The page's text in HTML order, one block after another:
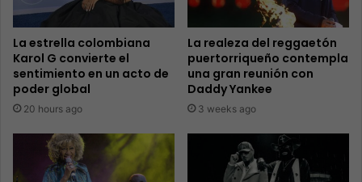
La estrella colombiana
Karol G convierte el
sentimiento en un acto de
poder global
20 hours ago
La realeza del reggaetón
puertorriqueño contempla
una gran reunión con
Daddy Yankee
3 weeks ago